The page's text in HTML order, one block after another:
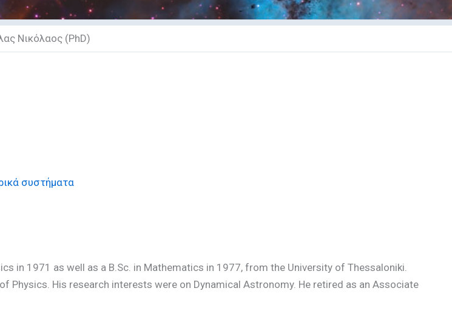
Νικόλαος (PhD)
συστήματα
in 1971 as well as a B.Sc. in Mathematics in 1977, from the University of Thessaloniki.
Physics. His research interests were on Dynamical Astronomy. He retired as an Associate